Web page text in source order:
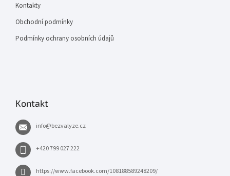
Kontakty
Obchodní podmínky
Podmínky ochrany osobních údajů
Kontakt
info@bezvalyze.cz
+420 799 027 222
https://www.facebook.com/108188589248209/